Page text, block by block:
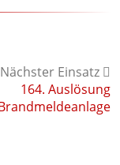
Nächster Einsatz
164. Auslösung